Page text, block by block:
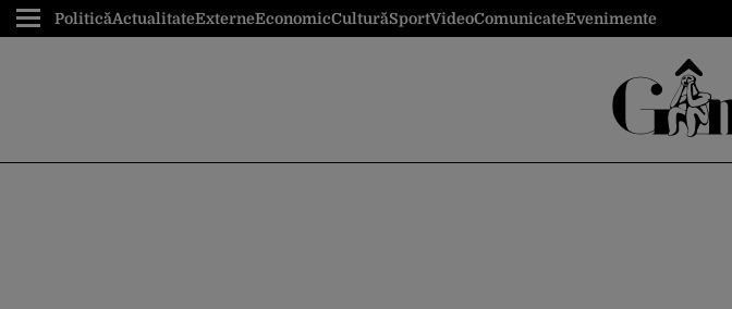
PoliticăActualitateExterneEconomicCulturăSportVideoComunicateEvenimente